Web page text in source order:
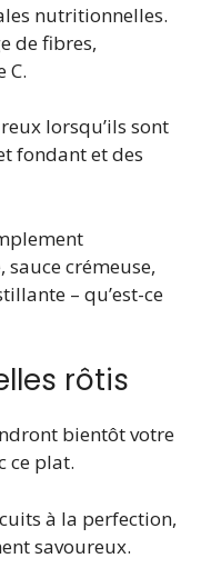
nutritionnelles.
de fibres,
C.
lorsqu’ils sont
fondant et des
crémeuse,
– qu’est-ce
rôtis
bientôt votre
ce plat.
à la perfection,
savoureux.